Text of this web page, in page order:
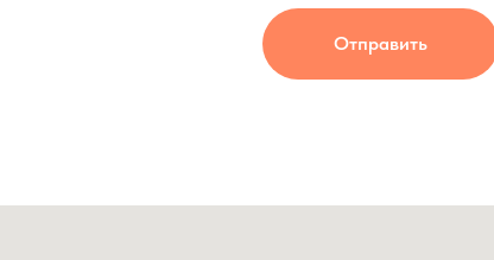
Отправить